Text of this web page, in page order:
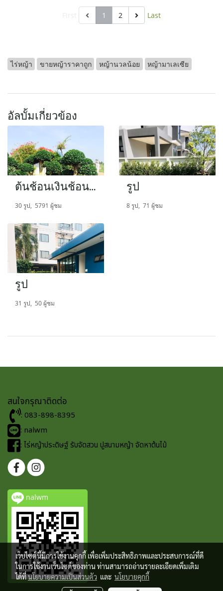
1 2 Last
ไร่หญ้า ขายหญ้าราคาถูก หญ้านวลน้อย หญ้ามาเลเซีย
อัลบั้มเกี่ยวข้อง
ต้นช้อนเงินช้อนทอง
30 รูป, 5791 ผู้ชม
รูป
8 รูป, 71 ผู้ชม
รูป
31 รูป, 50 ผู้ชม
สนใจกรุณาติดต่อ
: 083-898-8395
: nalwm
: ไร่หญ้าประดิษฐ์ รับจัดสวน ปูสนามหญ้า จัดหาต้นไม้
nalwm
เว็บไซต์นี้มีการใช้งานคุกกี้ เพื่อเพิ่มประสิทธิภาพและประสบการณ์ที่ดี
ในการใช้งานเว็บไซต์ของท่าน ท่านสามารถอ่านรายละเอียดเพิ่มเติม
ได้ที่นโยบายความเป็นส่วนตัว และ นโยบายคุกกี้